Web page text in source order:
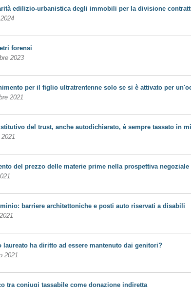
edilizio-urbanistica degli immobili per la divisione
forensi
2023
per il figlio ultratrentenne solo se si è attivato per
2021
del trust, anche autodichiarato, è sempre tassato in
del prezzo delle materie prime nella prospettiva negoziale
barriere architettoniche e posti auto riservati a disabili
laureato ha diritto ad essere mantenuto dai genitori?
2021
tra coniugi tassabile come donazione indiretta